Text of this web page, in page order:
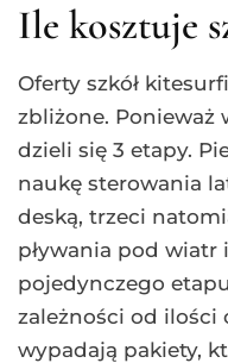
Ile kosztuje
Oferty szkół
zbliżone. Ponieważ
dzieli się 3 etapy.
naukę sterowania
deską, trzeci
pływania pod wiatr
pojedynczego
zależności od ilości
wypadają pakiety,